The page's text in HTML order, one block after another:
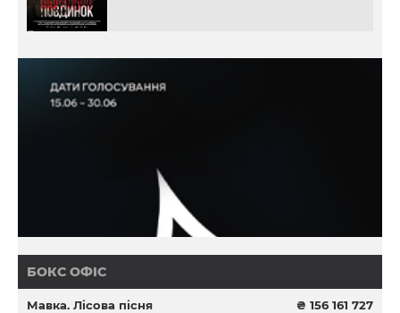
БОКС ОФІС
Мавка. Лісова пісня ₴ 156 161 727